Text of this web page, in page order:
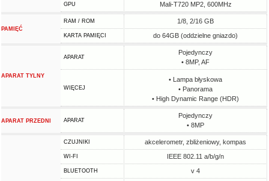
GPU Mali-T720 MP2, 600MHz
PAMIĘĆ
RAM / ROM 1/8, 2/16 GB
KARTA PAMIĘCI do 64GB (oddzielne gniazdo)
APARAT TYLNY
APARAT
Pojedynczy
• 8MP, AF
WIĘCEJ
• Lampa błyskowa
• Panorama
• High Dynamic Range (HDR)
APARAT PRZEDNI APARAT
Pojedynczy
• 8MP
CZUJNIKI akcelerometr, zbliżeniowy, kompas
WI-FI IEEE 802.11 a/b/g/n
BLUETOOTH v 4